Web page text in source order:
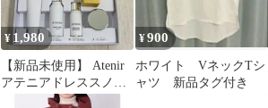
¥ 1,980
【新品未使用】 Atenir
アテニアドレススノー
セット トライアル
¥900
ホワイト VネックTシ
ャツ 新品タグ付き